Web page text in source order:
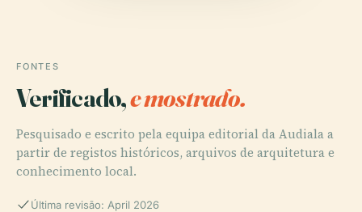
FONTES
Verificado,e mostrado.
Pesquisado e escrito pela equipa editorial da Audiala a
partir de registos históricos, arquivos de arquitetura e
conhecimento local.
Última revisão: April 2026